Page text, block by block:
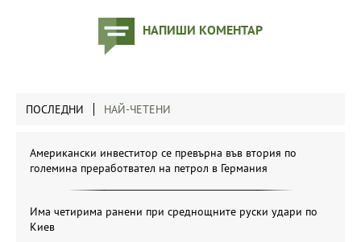
НАПИШИ КОМЕНТАР
ПОСЛЕДНИ НАЙ-ЧЕТЕНИ
Американски инвеститор се превърна във втория по
големина преработвател на петрол в Германия
Има четирима ранени при среднощните руски удари по
Киев